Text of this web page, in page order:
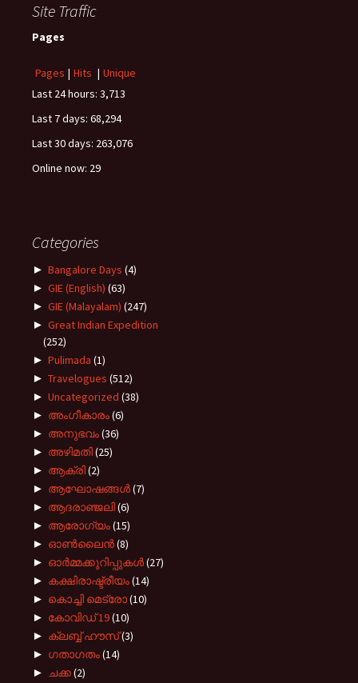
Site Traffic
Pages
Pages | Hits | Unique
Last 24 hours: 3,713
Last 7 days: 68,294
Last 30 days: 263,076
Online now: 29
Categories
► Bangalore Days (4)
► GIE (English) (63)
► GIE (Malayalam) (247)
► Great Indian Expedition
(252)
► Pulimada (1)
► Travelogues (512)
► Uncategorized (38)
► അംഗീകാരം(6)
► അനുഭവം(36)
► അഴിമതി(25)
► ആക്രി(2)
► ആഘോഷങ്ങൾ(7)
► ആദരാഞ്ജലി(6)
► ആരോഗ്യം(15)
► ഓൺലൈൻ(8)
► ഓർമ്മക്കുറിപ്പുകൾ(27)
► കക്ഷിരാഷ്ട്രീയം(14)
► കൊച്ചി മെട്രോ(10)
► കോവിഡ് 19(10)
► ക്ലബ്ബ് ഹൗസ്(3)
► ഗതാഗതം(14)
► ചക്ക(2)